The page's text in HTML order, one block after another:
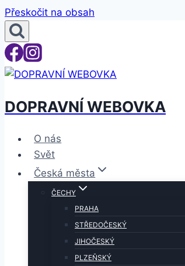
Přeskočit na obsah
DOPRAVNÍ WEBOVKA
O nás
Svět
Česká města
ČECHY
PRAHA
STŘEDOČESKÝ
JIHOČESKÝ
PLZEŇSKÝ